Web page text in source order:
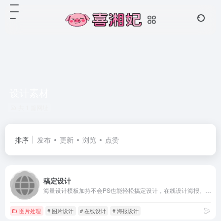
排序 发布 更新 浏览 点赞
稿定设计
图片处理 # 图片设计 # 在线设计 # 海报设计